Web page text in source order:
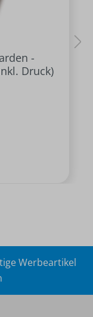
-
Druck)
Werbeartikel